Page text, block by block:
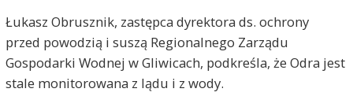
Łukasz Obrusznik, zastępca dyrektora ds. ochrony
przed powodzią i suszą Regionalnego Zarządu
Gospodarki Wodnej w Gliwicach, podkreśla, że Odra jest
stale monitorowana z lądu i z wody.